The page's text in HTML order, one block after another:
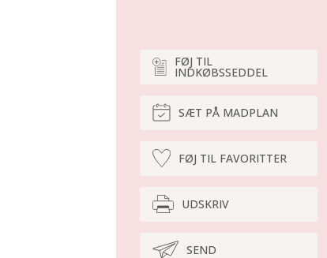
FØJ TIL
INDKØBSSEDDEL
SÆT PÅ MADPLAN
FØJ TIL FAVORITTER
UDSKRIV
SEND